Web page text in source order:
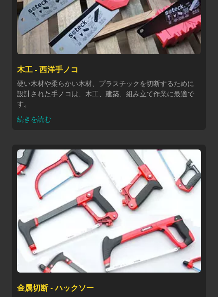
木工 - 西洋手ノコ
硬い木材や柔らかい木材、プラスチックを切断するために
設計された手ノコは、木工、建築、組み立て作業に最適で
す。
続きを読む
金属切断 - ハックソー